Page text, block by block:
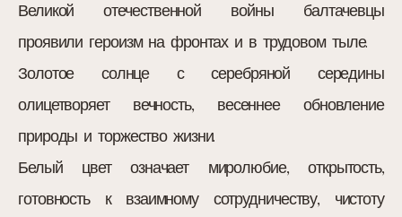
Великой отечественной войны балтачевцы
проявили героизм на фронтах и в трудовом тыле.
Золотое солнце с серебряной середины
олицетворяет вечность, весеннее обновление
природы и торжество жизни.
Белый цвет означает миролюбие, открытость,
готовность к взаимному сотрудничеству, чистоту